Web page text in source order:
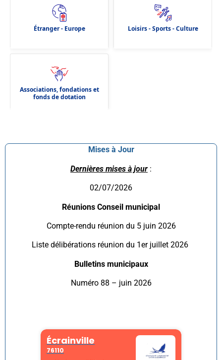
Mises à Jour
Dernières mises à jour :
02/07/2026
Réunions Conseil municipal
Compte-rendu réunion du 5 juin 2026
Liste délibérations réunion du 1er juillet 2026
Bulletins municipaux
Numéro 88 – juin 2026
Étranger - Europe Loisirs - Sports - Culture
Associations, fondations et
fonds de dotation